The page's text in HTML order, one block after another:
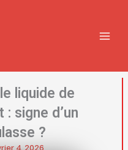
liquide de
signe d’un
?